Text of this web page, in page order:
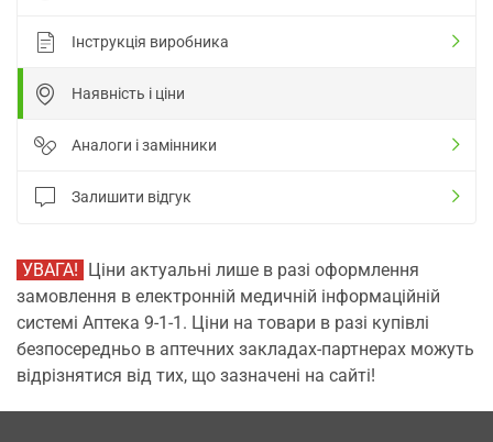
Інструкція виробника
Наявність і ціни
Аналоги і замінники
Залишити відгук
УВАГА! Ціни актуальні лише в разі оформлення
замовлення в електронній медичній інформаційній
системі Аптека 9-1-1. Ціни на товари в разі купівлі
безпосередньо в аптечних закладах-партнерах можуть
відрізнятися від тих, що зазначені на сайті!